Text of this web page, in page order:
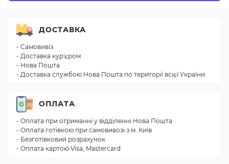
ДОСТАВКА
- Самовивіз
- Доставка кур'єром
- Нова Пошта
- Доставка службою Нова Пошта по території всієї України.
ОПЛАТА
- Оплата при отриманні у відділенні Нова Пошта
- Оплата готівкою при самовивозі з м. Київ
- Безготівковий розрахунок
- Оплата картою Visa, Mastercard